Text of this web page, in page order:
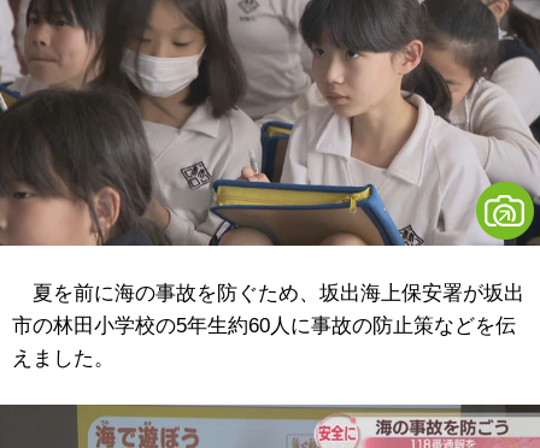
夏を前に海の事故を防ぐため、坂出海上保安署が坂出
市の林田小学校の5年生約60人に事故の防止策などを伝
えました。